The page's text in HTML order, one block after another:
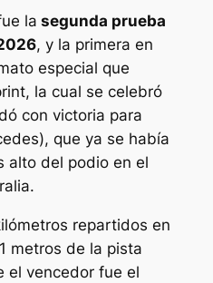
la segunda prueba
, y la primera en
especial que
la cual se celebró
con victoria para
que ya se había
alto del podio en el
repartidos en
metros de la pista
el vencedor fue el